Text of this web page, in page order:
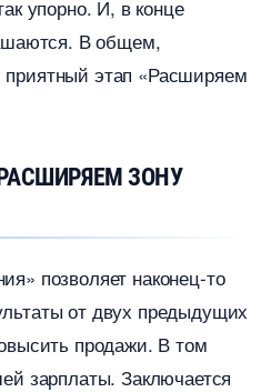
упорно. И, в конце
В общем,
этап «Расширяем
ЗОНУ
позволяет наконец-то
от двух предыдущих
продажи. В том
зарплаты. Заключается